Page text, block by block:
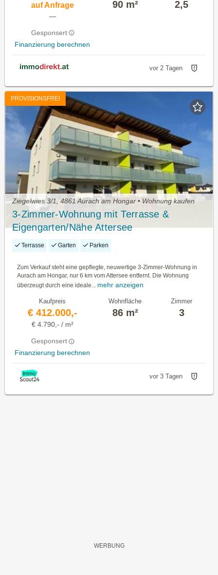
auf Anfrage
—
Gesponsert
Finanzierung berechnen
90 m² 2,5
vor 2 Tagen
PROVISIONSFREI
Ziegelwies 3/1, 4861 Aurach am Hongar • Wohnung kaufen
3-Zimmer-Wohnung mit Terrasse &
Eigengarten/Nähe Attersee
Terrasse Garten Parken
Zum Verkauf steht eine gepflegte, neuwertige 3-Zimmer-Wohnung in
Aurach am Hongar, nur 6 km vom Attersee entfernt. Die Wohnung
überzeugt durch eine ideale... mehr anzeigen
Kaufpreis
€ 412.000,-
€ 4.790,- / m²
Gesponsert
Finanzierung berechnen
Wohnfläche
86 m²
Zimmer
3
vor 3 Tagen